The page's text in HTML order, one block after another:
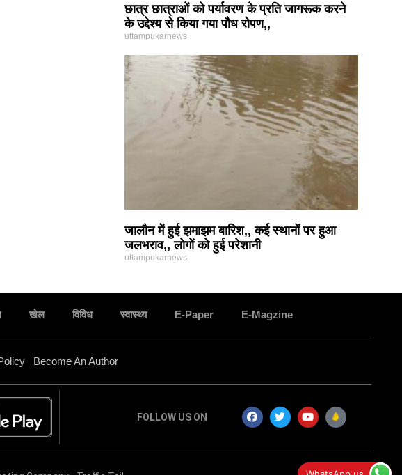
छात्र छात्राओं को पर्यावरण के प्रति जागरूक करने
के उद्देश्य से किया गया पौध रोपण,,
uttampukarnews
जालौन में हुई झमाझम बारिश,, कई स्थानों पर हुआ
जलभराव,, लोगों को हुई परेशानी
uttampukarnews
खेल विविध स्वास्थ्य E-Paper E-Magzine
Become An Author
FOLLOW US ON
ए.के. शर्मा ने की सन्त रविदास जयंती पर जालौन में निकली कलश बंधन